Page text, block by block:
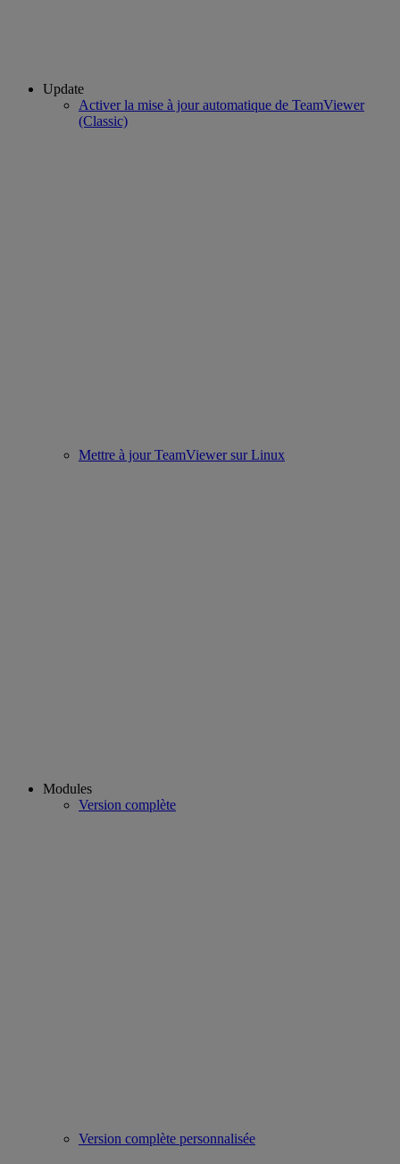
Update
Activer la mise à jour automatique de TeamViewer
(Classic)
Mettre à jour TeamViewer sur Linux
Modules
Version complète
Version complète personnalisée